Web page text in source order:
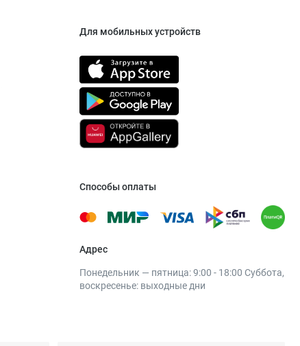
Для мобильных устройств
Способы оплаты
Адрес
Понедельник — пятница: 9:00 - 18:00 Суббота,
воскресенье: выходные дни